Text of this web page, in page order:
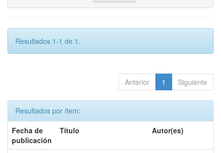
Resultados 1-1 de 1.
Anterior 1 Siguiente
Resultados por ítem:
Fecha de
publicación
Título Autor(es)